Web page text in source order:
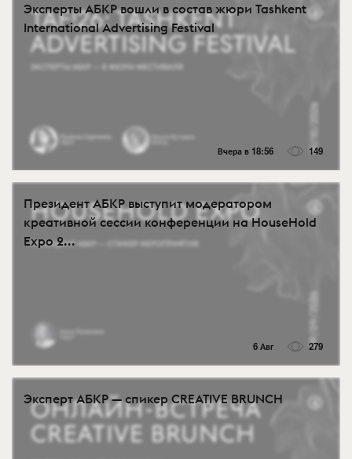
Эксперты АБКР вошли в состав жюри Tashkent
International Advertising Festival
Вчера в 18:56 149
Президент АБКР выступит модератором
креативной сессии конференции на HouseHold
Expo 2...
6 Авг 279
Эксперт АБКР — спикер CREATIVE BRUNCH